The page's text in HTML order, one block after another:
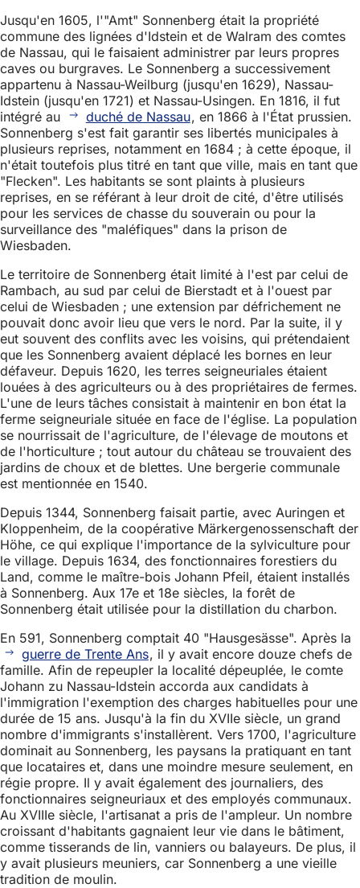
Jusqu'en 1605, l'"Amt" Sonnenberg était la propriété
commune des lignées d'Idstein et de Walram des comtes
de Nassau, qui le faisaient administrer par leurs propres
caves ou burgraves. Le Sonnenberg a successivement
appartenu à Nassau-Weilburg (jusqu'en 1629), Nassau-
Idstein (jusqu'en 1721) et Nassau-Usingen. En 1816, il fut
intégré au
duché de Nassau, en 1866 à l'État prussien.
Sonnenberg s'est fait garantir ses libertés municipales à
plusieurs reprises, notamment en 1684 ; à cette époque, il
n'était toutefois plus titré en tant que ville, mais en tant que
"Flecken". Les habitants se sont plaints à plusieurs
reprises, en se référant à leur droit de cité, d'être utilisés
pour les services de chasse du souverain ou pour la
surveillance des "maléfiques" dans la prison de
Wiesbaden.
Le territoire de Sonnenberg était limité à l'est par celui de
Rambach, au sud par celui de Bierstadt et à l'ouest par
celui de Wiesbaden ; une extension par défrichement ne
pouvait donc avoir lieu que vers le nord. Par la suite, il y
eut souvent des conflits avec les voisins, qui prétendaient
que les Sonnenberg avaient déplacé les bornes en leur
défaveur. Depuis 1620, les terres seigneuriales étaient
louées à des agriculteurs ou à des propriétaires de fermes.
L'une de leurs tâches consistait à maintenir en bon état la
ferme seigneuriale située en face de l'église. La population
se nourrissait de l'agriculture, de l'élevage de moutons et
de l'horticulture ; tout autour du château se trouvaient des
jardins de choux et de blettes. Une bergerie communale
est mentionnée en 1540.
Depuis 1344, Sonnenberg faisait partie, avec Auringen et
Kloppenheim, de la coopérative Märkergenossenschaft der
Höhe, ce qui explique l'importance de la sylviculture pour
le village. Depuis 1634, des fonctionnaires forestiers du
Land, comme le maître-bois Johann Pfeil, étaient installés
à Sonnenberg. Aux 17e et 18e siècles, la forêt de
Sonnenberg était utilisée pour la distillation du charbon.
En 591, Sonnenberg comptait 40 "Hausgesässe". Après la
guerre de Trente Ans, il y avait encore douze chefs de
famille. Afin de repeupler la localité dépeuplée, le comte
Johann zu Nassau-Idstein accorda aux candidats à
l'immigration l'exemption des charges habituelles pour une
durée de 15 ans. Jusqu'à la fin du XVIIe siècle, un grand
nombre d'immigrants s'installèrent. Vers 1700, l'agriculture
dominait au Sonnenberg, les paysans la pratiquant en tant
que locataires et, dans une moindre mesure seulement, en
régie propre. Il y avait également des journaliers, des
fonctionnaires seigneuriaux et des employés communaux.
Au XVIIIe siècle, l'artisanat a pris de l'ampleur. Un nombre
croissant d'habitants gagnaient leur vie dans le bâtiment,
comme tisserands de lin, vanniers ou balayeurs. De plus, il
y avait plusieurs meuniers, car Sonnenberg a une vieille
tradition de moulin.